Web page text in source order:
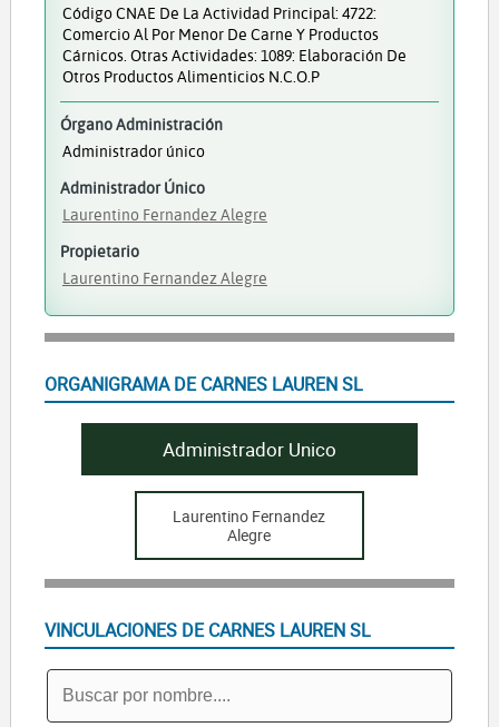
Código CNAE De La Actividad Principal: 4722:
Comercio Al Por Menor De Carne Y Productos
Cárnicos. Otras Actividades: 1089: Elaboración De
Otros Productos Alimenticios N.c.o.p
Órgano Administración
Administrador único
Administrador Único
Laurentino Fernandez Alegre
Propietario
Laurentino Fernandez Alegre
ORGANIGRAMA DE CARNES LAUREN SL
Administrador Unico
Laurentino Fernandez
Alegre
VINCULACIONES DE CARNES LAUREN SL